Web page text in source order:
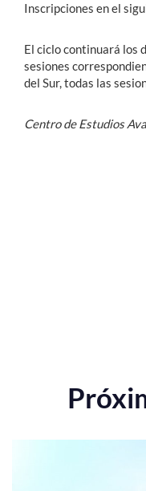
Inscripciones en el
El ciclo continuará los
sesiones
del Sur, todas las
Centro de Estudios